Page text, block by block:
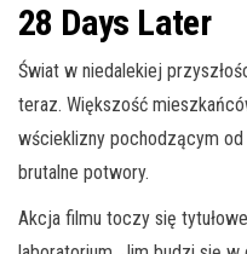
28 Days Later
Świat w niedalekiej
teraz. Większość
wścieklizny pochodzącym od
brutalne potwory.
Akcja filmu toczy się